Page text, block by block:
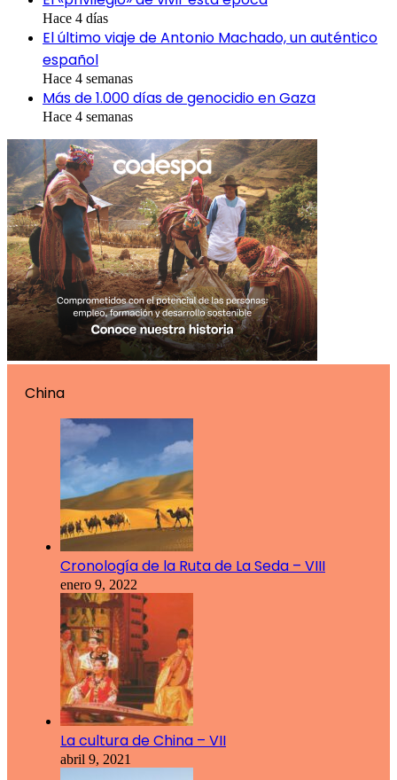
Hace 4 días
El último viaje de Antonio Machado, un auténtico
español
Hace 4 semanas
Más de 1.000 días de genocidio en Gaza
Hace 4 semanas
China
Cronología de la Ruta de La Seda – VIII
enero 9, 2022
La cultura de China – VII
abril 9, 2021